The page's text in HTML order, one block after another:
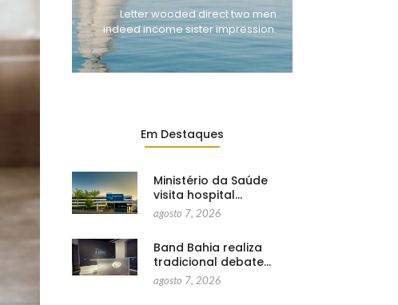
Letter wooded direct two men
indeed income sister impression.
Em Destaques
Ministério da Saúde
visita hospital…
agosto 7, 2026
Band Bahia realiza
tradicional debate…
agosto 7, 2026